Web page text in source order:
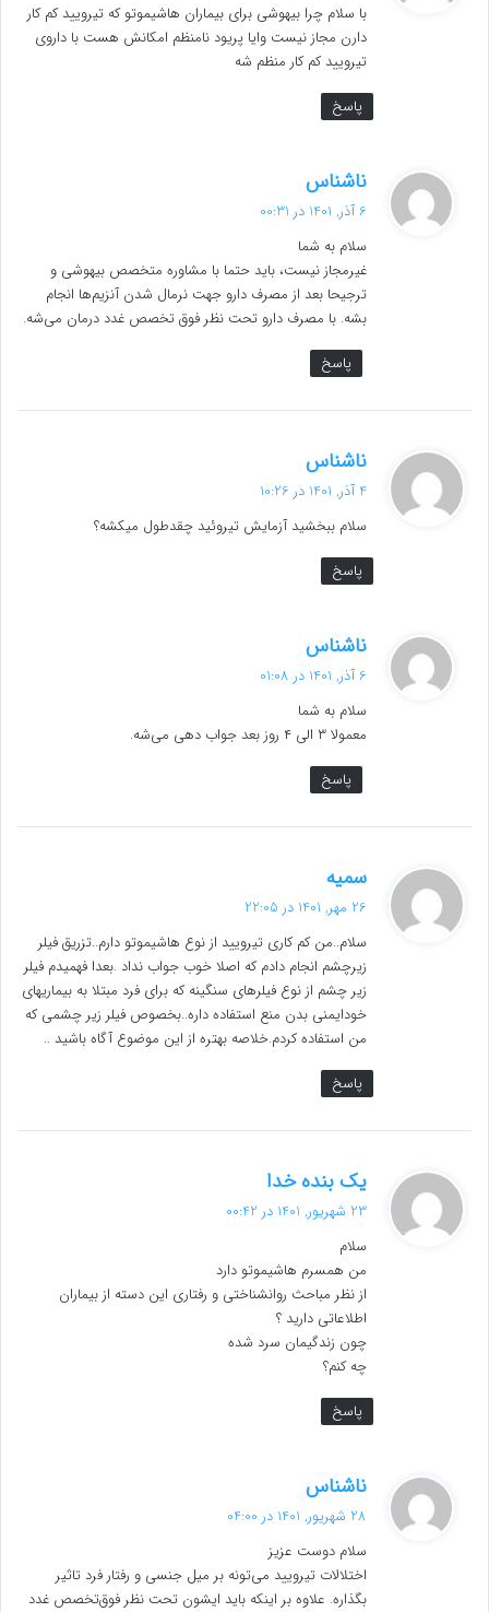
:
با سلام چرا بیهوشی برای بیماران هاشیموتو که تیرویید کم کار
دارن مجاز نیست وایا پریود نامنظم امکانش هست با داروی
تیرویید کم کار منظم شه
پاسخ
ناشناس
ت
:
6 آذر, 1401 در 00:31
سلام به شما
غیرمجاز نیست، باید حتما با مشاوره متخصص بیهوشی و
ترجیحا بعد از مصرف دارو جهت نرمال شدن آنزیم‌ها انجام
بشه. با مصرف دارو تحت نظر فوق تخصص غدد درمان می‌شه.
پاسخ
ناشناس
ت
:
4 آذر, 1401 در 10:26
سلام ببخشید آزمایش تیروئید چقدطول میکشه؟
پاسخ
ناشناس
ت
:
6 آذر, 1401 در 01:08
سلام به شما
معمولا ۳ الی ۴ روز بعد جواب دهی می‌شه.
پاسخ
سمیه
:
26 مهر, 1401 در 22:05
سلام..من کم کاری تیرویید از نوع هاشیموتو دارم..تزریق فیلر
زیرچشم انجام دادم که اصلا خوب جواب نداد .بعدا فهمیدم فیلر
زیر چشم از نوع فیلرهای سنگینه که برای فرد مبتلا به بیماریهای
خودایمنی بدن منع استفاده داره..بخصوص فیلر زیر چشمی که
من استفاده کردم.خلاصه بهتره از این موضوع آگاه باشید ..
پاسخ
یک بنده خدا
ت
23 شهریور, 1401 در 00:42
سلام
من همسرم هاشیموتو دارد
از نظر مباحث روانشناختی و رفتاری این دسته از بیماران
اطلاعاتی دارید ؟
چون زندگیمان سرد شده
چه کنم؟
پاسخ
ناشناس
:
28 شهریور, 1401 در 04:00
سلام دوست عزیز
اختلالات تیرویید می‌تونه بر میل جنسی و رفتار فرد تاثیر
بگذاره. علاوه بر اینکه باید ایشون تحت نظر فوق‌تخصص غدد